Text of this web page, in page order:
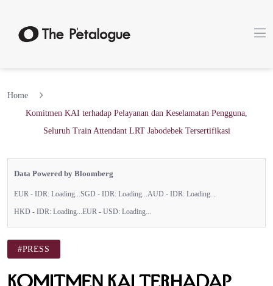
Home
Komitmen KAI terhadap Pelayanan dan Keselamatan Pengguna,
Seluruh Train Attendant LRT Jabodebek Tersertifikasi
Data Powered by Bloomberg
EUR - IDR: Loading... SGD - IDR: Loading... AUD - IDR: Loading...
HKD - IDR: Loading... EUR - USD: Loading...
#PRESS
Komitmen KAI terhadap